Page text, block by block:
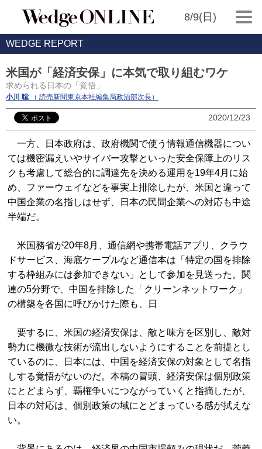
8/9(日)
WEDGE REPORT
米国が「経済安保」に本気で取り組むワケ
求められる日本の「覚悟」
小川 聡 （ 読売新聞東京本社編集局政治部次長）
2020/12/23
一方、日本政府は、政府機関で使う情報通信機器につい
ては機密漏えいやサイバー攻撃といった安全保障上のリス
クも考慮して総合的に調達先を決める運用を19年4月に始
め、ファーウェイなどを事実上排除したが、米国と違って
中国企業の名指しはせず、日本の民間企業への対応も中途
半端だ。
米国務省が20年8月、通信網や携帯電話アプリ、クラウ
ドサービス、海底ケーブルなど通信本は「特定の国を排除
する枠組みには参加できない」として参加を見送った。関
連の5分野で、中国を排除した「クリーンネットワーク」
の構築を各国に呼びかけた際も、日
要するに、米国の経済安保は、敵と味方を区別し、敵対
勢力に機微な技術が流出しないようにすることを前提とし
ているのに、日本には、中国を経済安保の対象として名指
しする覚悟がないのだ。本稿の冒頭、経済安保は個別政策
にとどまらず、覇権争いにつながっていくと指摘したが、
日本の対応は、個別政策の域にとどまっている感が拭えな
い。